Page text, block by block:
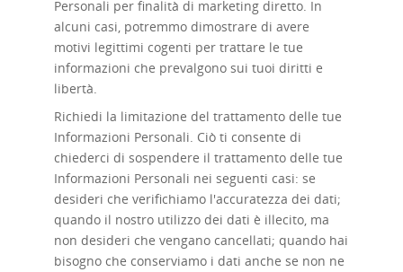
Personali per finalità di marketing diretto. In
alcuni casi, potremmo dimostrare di avere
motivi legittimi cogenti per trattare le tue
informazioni che prevalgono sui tuoi diritti e
libertà.
Richiedi la limitazione del trattamento delle tue
Informazioni Personali. Ciò ti consente di
chiederci di sospendere il trattamento delle tue
Informazioni Personali nei seguenti casi: se
desideri che verifichiamo l'accuratezza dei dati;
quando il nostro utilizzo dei dati è illecito, ma
non desideri che vengano cancellati; quando hai
bisogno che conserviamo i dati anche se non ne